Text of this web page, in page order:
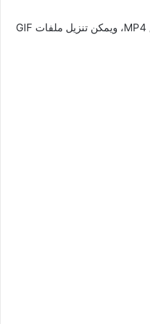
مقاطع الفيديو قابلة للتنزيل بتنسيق MP4، ويمكن تنزيل ملفات GIF